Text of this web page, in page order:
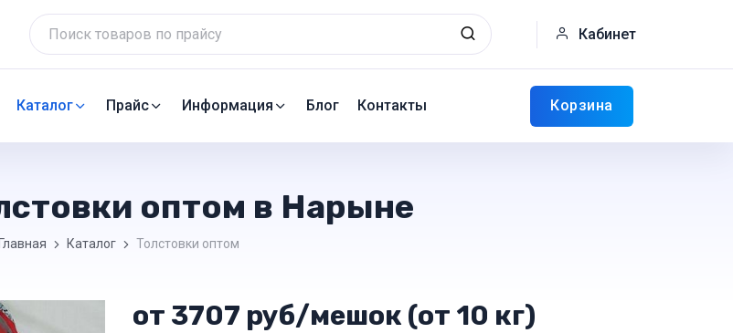
Кабинет
Каталог Прайс Информация Блог Контакты Корзина
оптом в Нарыне
Главная Каталог Толстовки оптом
от 3707 руб/мешок (от 10 кг)